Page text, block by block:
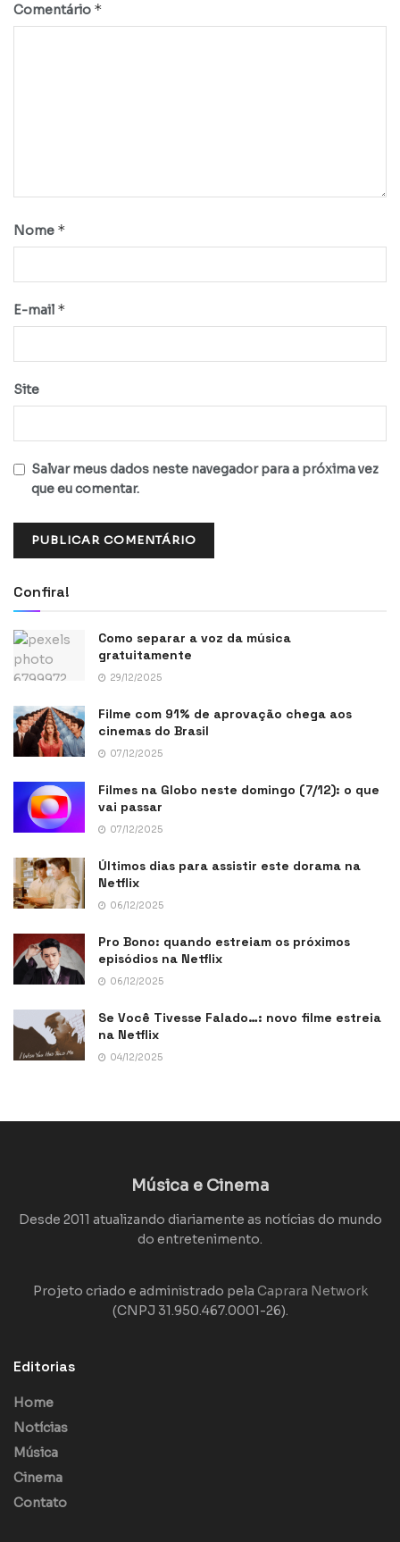
Comentário *
Nome *
E-mail *
Site
Salvar meus dados neste navegador para a próxima vez
que eu comentar.
Confira!
Como separar a voz da música
gratuitamente
29/12/2025
Filme com 91% de aprovação chega aos
cinemas do Brasil
07/12/2025
Filmes na Globo neste domingo (7/12): o que
vai passar
07/12/2025
Últimos dias para assistir este dorama na
Netflix
06/12/2025
Pro Bono: quando estreiam os próximos
episódios na Netflix
06/12/2025
Se Você Tivesse Falado…: novo filme estreia
na Netflix
04/12/2025
Música e Cinema
Desde 2011 atualizando diariamente as notícias do mundo
do entretenimento.
Projeto criado e administrado pela Caprara Network
(CNPJ 31.950.467.0001-26).
Editorias
Home
Notícias
Música
Cinema
Contato